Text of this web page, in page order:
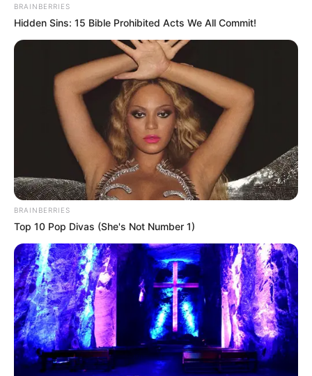
BRAINBERRIES
Hidden Sins: 15 Bible Prohibited Acts We All Commit!
BRAINBERRIES
Top 10 Pop Divas (She's Not Number 1)